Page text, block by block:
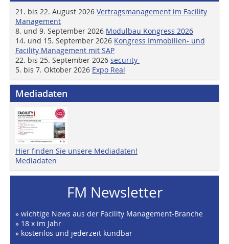
21. bis 22. August 2026 Vertragsmanagement im Facility
Management
8. und 9. September 2026 Modulbau Kongress 2026
14. und 15. September 2026 Kongress Immobilien- und
Facility Management mit SAP
22. bis 25. September 2026 security
5. bis 7. Oktober 2026 Expo Real
Mediadaten
Hier finden Sie unsere Mediadaten!
Mediadaten
FM Newsletter
» wichtige News aus der Facility Management-Branche
» 18 x im Jahr
» kostenlos und jederzeit kündbar